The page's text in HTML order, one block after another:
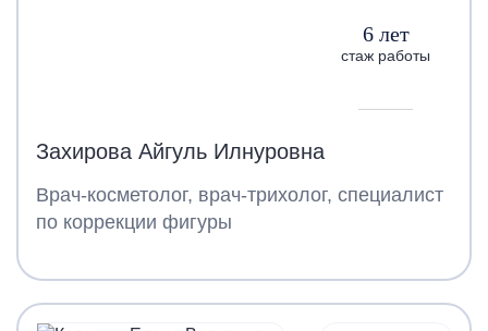
6 лет
стаж работы
Захирова Айгуль Илнуровна
Врач-косметолог, врач-трихолог, специалист
по коррекции фигуры